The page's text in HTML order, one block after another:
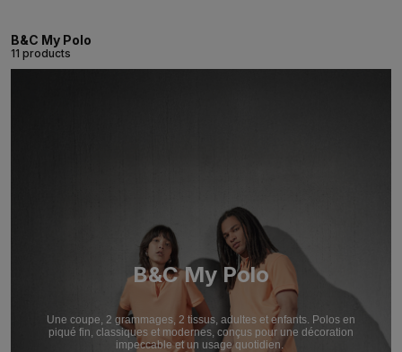
B&C My Polo
11 products
B&C My Polo
Une coupe, 2 grammages, 2 tissus, adultes et enfants. Polos en
piqué fin, classiques et modernes, conçus pour une décoration
impeccable et un usage quotidien.